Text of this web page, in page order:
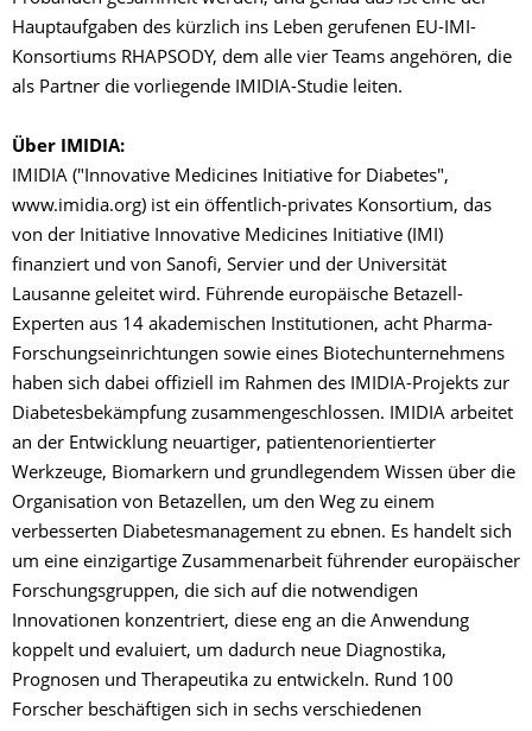
Hauptaufgaben des kürzlich ins Leben gerufenen EU-IMI-
Konsortiums RHAPSODY, dem alle vier Teams angehören, die
als Partner die vorliegende IMIDIA-Studie leiten.
Über IMIDIA:
IMIDIA ("Innovative Medicines Initiative for Diabetes",
www.imidia.org) ist ein öffentlich-privates Konsortium, das
von der Initiative Innovative Medicines Initiative (IMI)
finanziert und von Sanofi, Servier und der Universität
Lausanne geleitet wird. Führende europäische Betazell-
Experten aus 14 akademischen Institutionen, acht Pharma-
Forschungseinrichtungen sowie eines Biotechunternehmens
haben sich dabei offiziell im Rahmen des IMIDIA-Projekts zur
Diabetesbekämpfung zusammengeschlossen. IMIDIA arbeitet
an der Entwicklung neuartiger, patientenorientierter
Werkzeuge, Biomarkern und grundlegendem Wissen über die
Organisation von Betazellen, um den Weg zu einem
verbesserten Diabetesmanagement zu ebnen. Es handelt sich
um eine einzigartige Zusammenarbeit führender europäischer
Forschungsgruppen, die sich auf die notwendigen
Innovationen konzentriert, diese eng an die Anwendung
koppelt und evaluiert, um dadurch neue Diagnostika,
Prognosen und Therapeutika zu entwickeln. Rund 100
Forscher beschäftigen sich in sechs verschiedenen